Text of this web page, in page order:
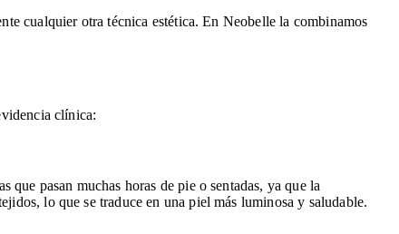
cualquier otra técnica estética. En Neobelle la combinamos
clínica:
pasan muchas horas de pie o sentadas, ya que la
lo que se traduce en una piel más luminosa y saludable.